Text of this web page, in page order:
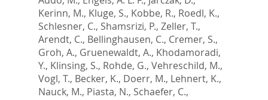
Kerinn, M., Kluge, S., Kobbe, R., Roedl, K.,
Schlesner, C., Shamsrizi, P., Zeller, T.,
Arendt, C., Bellinghausen, C., Cremer, S.,
Groh, A., Gruenewaldt, A., Khodamoradi,
Y., Klinsing, S., Rohde, G., Vehreschild, M.,
Vogl, T., Becker, K., Doerr, M., Lehnert, K.,
Nauck, M., Piasta, N., Schaefer, C.,